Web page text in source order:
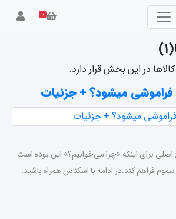
۰
در این بخش قرار دارد.
فراموشی میشود؟ + جزئیات
برای اینکه «چرا می‌خوابیم؟» این بوده است
فراهم کند.در ادامه با اسکناس همراه باشید.